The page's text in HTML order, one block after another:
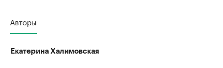
Авторы
Екатерина Халимовская